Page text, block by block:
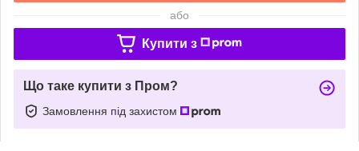
або
Купити з
Що таке купити з Пром?
Замовлення під захистом